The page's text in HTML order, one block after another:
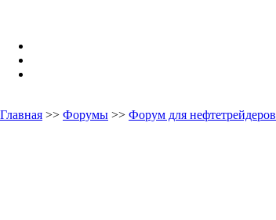
Главная >> Форумы >> Форум для нефтетрейдеров